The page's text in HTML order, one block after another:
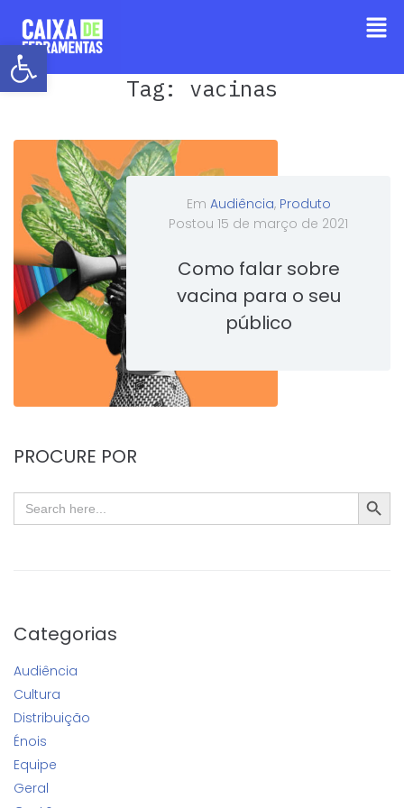
Barra de Ferramentas Aberta
Tag: vacinas
Em Audiência, Produto
Postou15 de março de 2021
Como falar sobre
vacina para o seu
público
PROCURE POR
Search
for:
Categorias
Audiência
Cultura
Distribuição
Énois
Equipe
Geral